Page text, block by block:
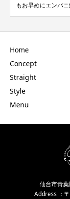
もお早めにエンパ
Home
Concept
Straight
Style
Menu
仙台市青葉
Address ：